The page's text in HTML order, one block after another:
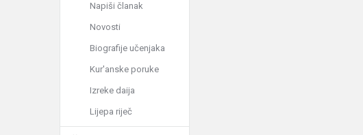
Napiši članak
Novosti
Biografije učenjaka
Kur'anske poruke
Izreke daija
Lijepa riječ